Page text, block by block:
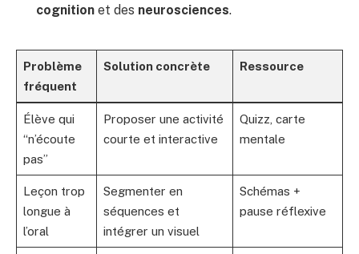
cognition et des neurosciences.
Problème
fréquent
Solution concrète Ressource
Élève qui
“n’écoute
pas”
Proposer une activité
courte et interactive
Quizz, carte
mentale
Leçon trop
longue à
l’oral
Segmenter en
séquences et
intégrer un visuel
Schémas +
pause réflexive